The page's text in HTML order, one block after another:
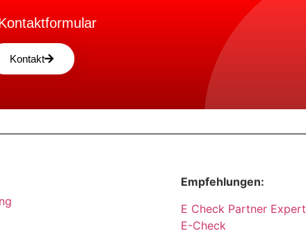
Kontakt
Empfehlungen:
E Check Partner Expert
E-Check